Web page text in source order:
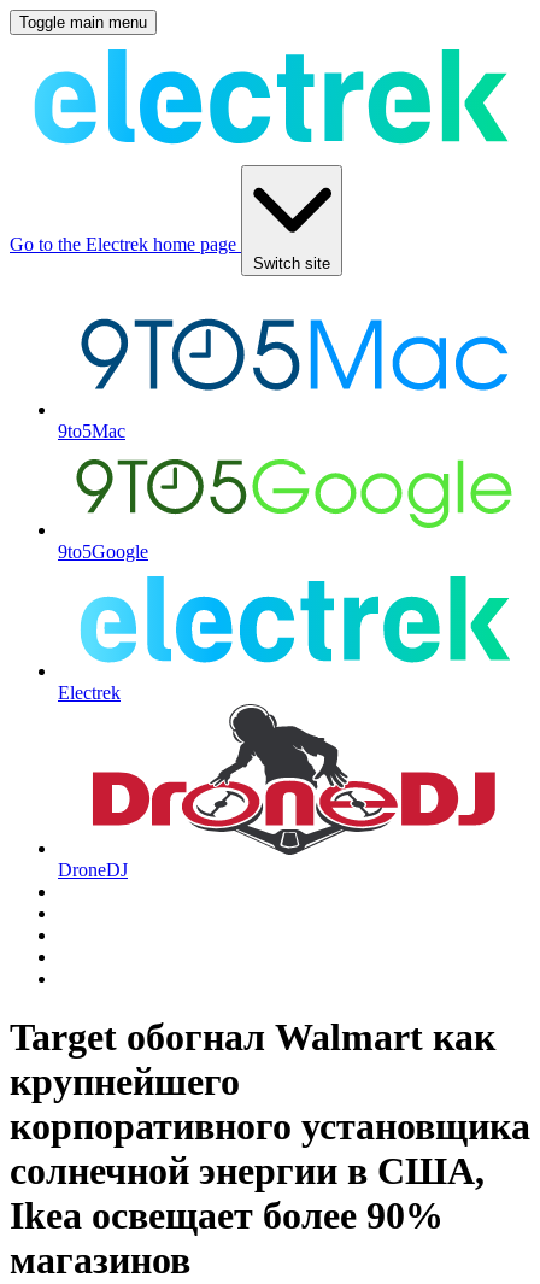
Toggle main menu
Go to the Electrek home page
Switch site
9to5Mac
9to5Google
Electrek
DroneDJ
Target обогнал Walmart как
крупнейшего
корпоративного установщика
солнечной энергии в США,
Ikea освещает более 90%
магазинов